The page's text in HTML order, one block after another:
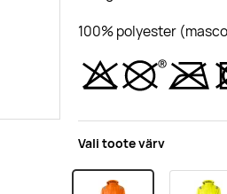
100% polyester
Vali toote värv